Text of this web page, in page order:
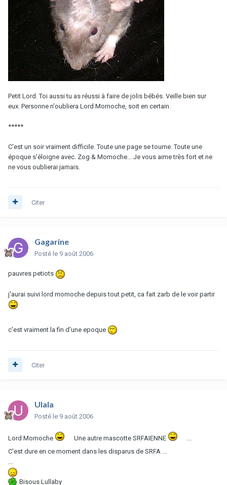
Petit Lord. Toi aussi tu as réussi à faire de jolis bébés. Veille bien sur
eux. Personne n'oubliera Lord Momoche, soit en certain.
*****
C'est un soir vraiment difficile. Toute une page se tourne. Toute une
époque s'éloigne avec. Zog & Momoche... Je vous aime très fort et ne
ne vous oublierai jamais.
Citer
Gagarine
Posté le 9 août 2006
pauvres petiots
j'aurai suivi lord momoche depuis tout petit, ca fait zarb de le voir partir
c'est vraiment la fin d'une epoque
Citer
Ulala
Posté le 9 août 2006
Lord Momoche Une autre mascotte SRFAIENNE
...
C'est dure en ce moment dans les disparus de SRFA ...
Bisous Lullaby